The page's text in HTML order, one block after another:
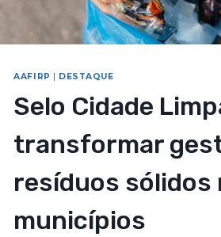
AAFIRP DESTAQUE
Selo Cidade
transformar
resíduos sólidos
municípios